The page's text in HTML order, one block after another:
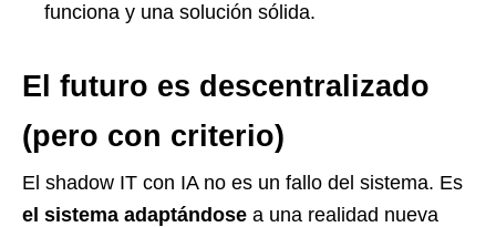
funciona y una solución sólida.
El futuro es descentralizado
(pero con criterio)
El shadow IT con IA no es un fallo del sistema. Es
el sistema adaptándose a una realidad nueva